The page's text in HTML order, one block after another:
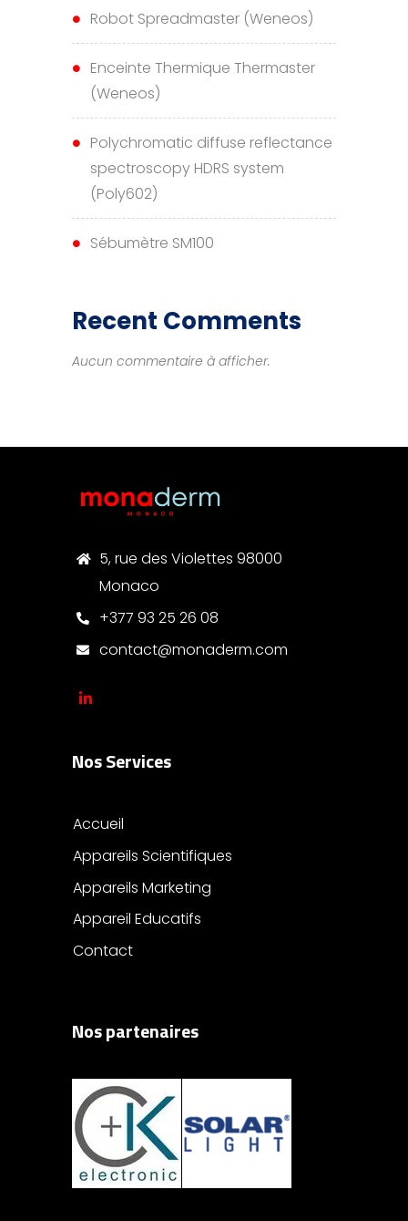
Robot Spreadmaster (Weneos)
Enceinte Thermique Thermaster
(Weneos)
Polychromatic diffuse reflectance
spectroscopy HDRS system
(Poly602)
Sébumètre SM100
Recent Comments
Aucun commentaire à afficher.
5, rue des Violettes 98000
Monaco
+377 93 25 26 08
contact@monaderm.com
Nos Services
Accueil
Appareils Scientifiques
Appareils Marketing
Appareil Educatifs
Contact
Nos partenaires